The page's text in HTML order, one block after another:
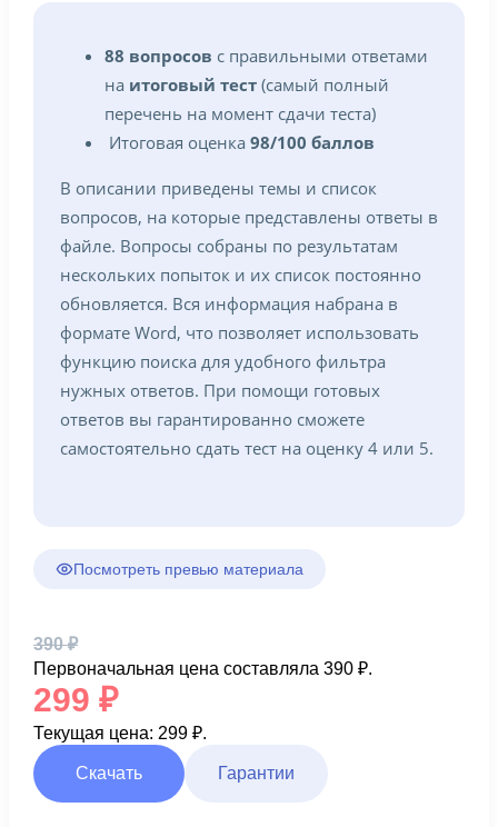
88 вопросов с правильными ответами
на итоговый тест (самый полный
перечень на момент сдачи теста)
Итоговая оценка 98/100 баллов
В описании приведены темы и список
вопросов, на которые представлены ответы в
файле. Вопросы собраны по результатам
нескольких попыток и их список постоянно
обновляется. Вся информация набрана в
формате Word, что позволяет использовать
функцию поиска для удобного фильтра
нужных ответов. При помощи готовых
ответов вы гарантированно сможете
самостоятельно сдать тест на оценку 4 или 5.
Посмотреть превью материала
390₽
Первоначальная цена составляла 390 ₽.
299 ₽
Текущая цена: 299 ₽.
Скачать Гарантии